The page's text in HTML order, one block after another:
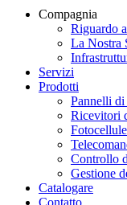
Compagnia
Riguardo
La Nostra
Servizi
Prodotti
Pannelli
Ricevitori
Fotocellule
Controllo
Gestione
Catalogare